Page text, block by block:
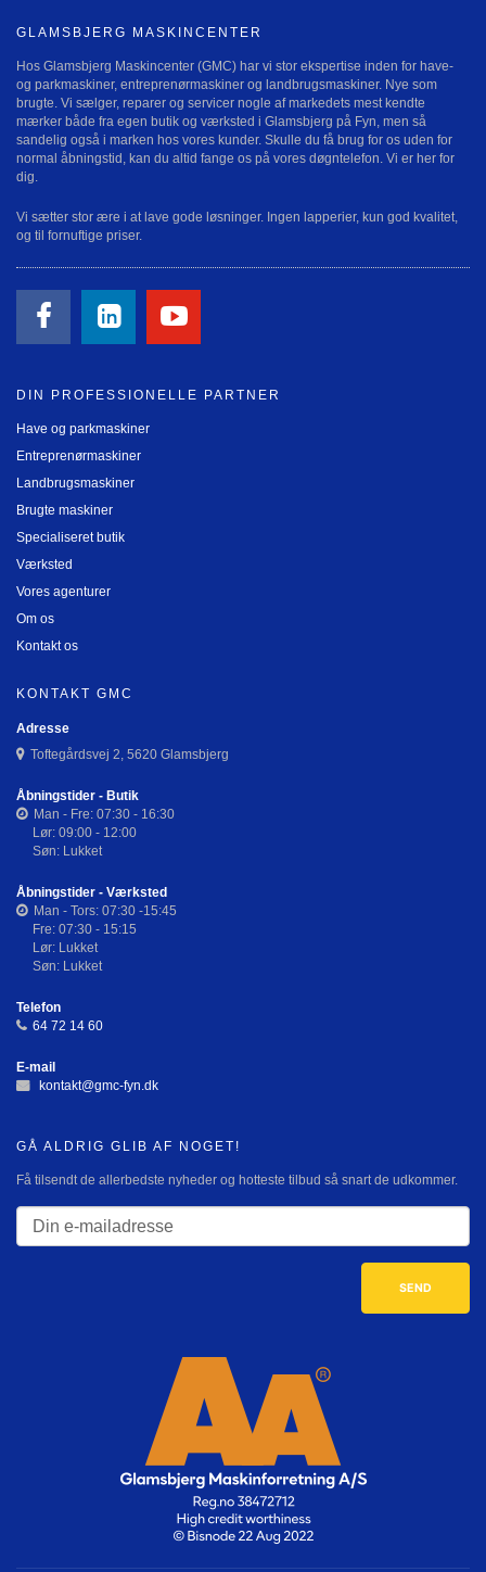
GLAMSBJERG MASKINCENTER
Hos Glamsbjerg Maskincenter (GMC) har vi stor ekspertise inden for have-
og parkmaskiner, entreprenørmaskiner og landbrugsmaskiner. Nye som
brugte. Vi sælger, reparer og servicer nogle af markedets mest kendte
mærker både fra egen butik og værksted i Glamsbjerg på Fyn, men så
sandelig også i marken hos vores kunder. Skulle du få brug for os uden for
normal åbningstid, kan du altid fange os på vores døgntelefon. Vi er her for
dig.
Vi sætter stor ære i at lave gode løsninger. Ingen lapperier, kun god kvalitet,
og til fornuftige priser.
DIN PROFESSIONELLE PARTNER
Have og parkmaskiner
Entreprenørmaskiner
Landbrugsmaskiner
Brugte maskiner
Specialiseret butik
Værksted
Vores agenturer
Om os
Kontakt os
KONTAKT GMC
Adresse
Toftegårdsvej 2, 5620 Glamsbjerg
Åbningstider - Butik
Man - Fre: 07:30 - 16:30
Lør: 09:00 - 12:00
Søn: Lukket
Åbningstider - Værksted
Man - Tors: 07:30 -15:45
Fre: 07:30 - 15:15
Lør: Lukket
Søn: Lukket
Telefon
64 72 14 60
E-mail
kontakt@gmc-fyn.dk
GÅ ALDRIG GLIB AF NOGET!
Få tilsendt de allerbedste nyheder og hotteste tilbud så snart de udkommer.